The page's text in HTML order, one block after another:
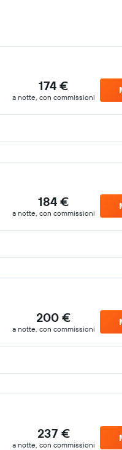
174 €
a notte, con commissioni
184 €
a notte, con commissioni
200 €
a notte, con commissioni
237 €
a notte, con commissioni